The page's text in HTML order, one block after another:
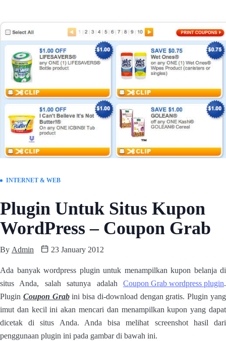
INTERNET & WEB
Plugin Untuk Situs Kupon
WordPress – Coupon Grab
By Admin 23 January 2012
Ada banyak wordpress plugin untuk menampilkan kupon belanja di
situs Anda, salah satunya adalah Coupon Grab wordpress plugin.
Plugin Coupon Grabini bisa di-download dengan gratis. Plugin yang
imut dan kecil ini akan mencari dan menampilkan kupon yang dapat
dicetak di situs Anda. Anda bisa melihat screenshot hasil dari
penggunaan plugin ini pada gambar di bawah ini.